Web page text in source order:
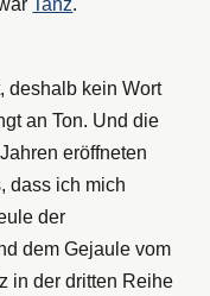
deshalb kein Wort
an Ton. Und die
eröffneten
dass ich mich
der
dem Gejaule vom
in der dritten Reihe